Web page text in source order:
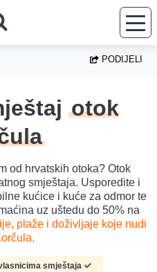
PODIJELI
otok
od hrvatskih otoka? Otok
smještaja. Usporedite i
kućice i kuće za odmor te
uz uštedu do 50% na
plaže i doživljaje koje nudi
smještaja